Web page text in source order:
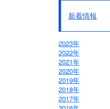
新着情報
2023年
2022年
2021年
2020年
2019年
2018年
2017年